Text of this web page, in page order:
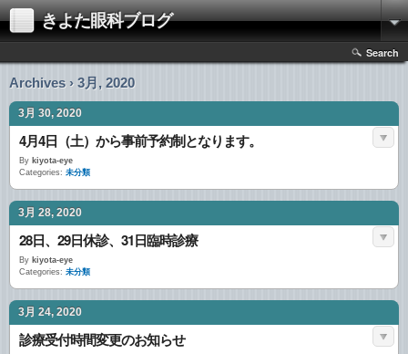
きよた眼科ブログ
Search
Archives › 3月, 2020
3月 30, 2020
4月4日（土）から事前予約制となります。
By kiyota-eye
Categories: 未分類
3月 28, 2020
28日、29日休診、31日臨時診療
By kiyota-eye
Categories: 未分類
3月 24, 2020
診療受付時間変更のお知らせ